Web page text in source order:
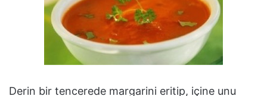
Derin bir tencerede margarini eritip, içine unu